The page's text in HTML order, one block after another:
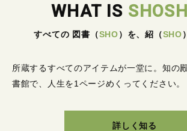
WHAT IS
すべての 図書 （SHO） を、紹 （SHO）
所蔵するすべてのアイテムが一堂に。 知の
書館で、人生を1ページめくってください。
詳しく知る